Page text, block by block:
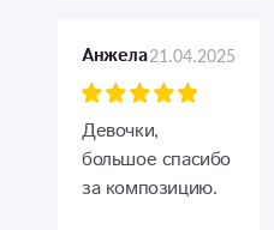
работу!)
Анжела21.04.2025
Девочки,
большое спасибо
за композицию.